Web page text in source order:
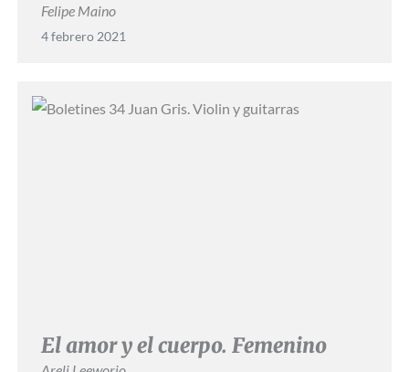
Felipe Maino
4 febrero 2021
El amor y el cuerpo. Femenino